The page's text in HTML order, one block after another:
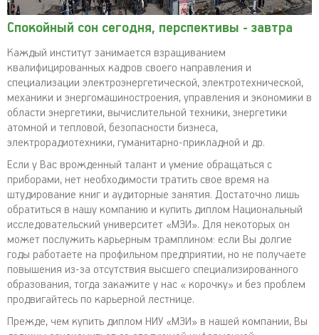
Спокойный сон сегодня, перспективы - завтра
Каждый институт занимается взращиванием
квалифицированных кадров своего направления и
специализации электроэнергетической, электротехнической,
механики и энергомашиностроения, управления и экономики в
области энергетики, вычислительной техники, энергетики
атомной и тепловой, безопасности бизнеса,
электрорадиотехники, гуманитарно-прикладной и др.
Если у Вас врожденный талант и умение обращаться с
приборами, нет необходимости тратить свое время на
штудирование книг и аудиторные занятия. Достаточно лишь
обратиться в нашу компанию и купить диплом Национальный
исследовательский университет «МЭИ». Для некоторых он
может послужить карьерным трамплином: если Вы долгие
годы работаете на профильном предприятии, но не получаете
повышения из-за отсутствия высшего специализированного
образования, тогда закажите у нас « корочку» и без проблем
продвигайтесь по карьерной лестнице.
Прежде, чем купить диплом НИУ «МЭИ» в нашей компании, Вы